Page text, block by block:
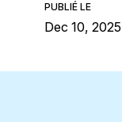
PUBLIÉ LE
Dec 10, 2025